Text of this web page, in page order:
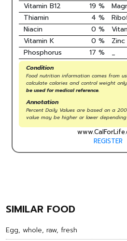
Vitamin B12
19 %
Thiamin
4 %
Niacin
0 %
Vitamin K
0 % Zinc
Phosphorus
17 % _
Condition
Food nutrition information comes from
calculate calories and control weight
be used for medical reference.
Annotation
Percent Daily Values are based on a
value may be higher or lower
REGISTER
SIMILAR FOOD
Egg, whole, raw, fresh